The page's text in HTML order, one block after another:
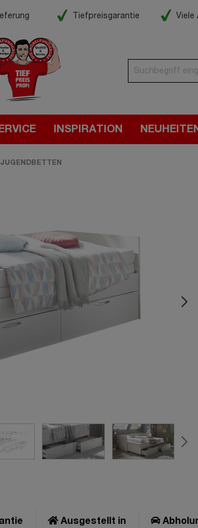
Tiefpreisgarantie Viele
INSPIRATION
JUGENDBETTEN
Ausgestellt in